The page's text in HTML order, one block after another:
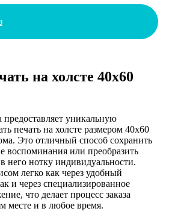
на холсте 40х60
уникальную
печать на холсте размером 40х60
Это отличный способ сохранить
воспоминания или преобразить
него нотку индивидуальности.
легко как через удобный
и через специализированное
что делает процесс заказа
месте и в любое время.